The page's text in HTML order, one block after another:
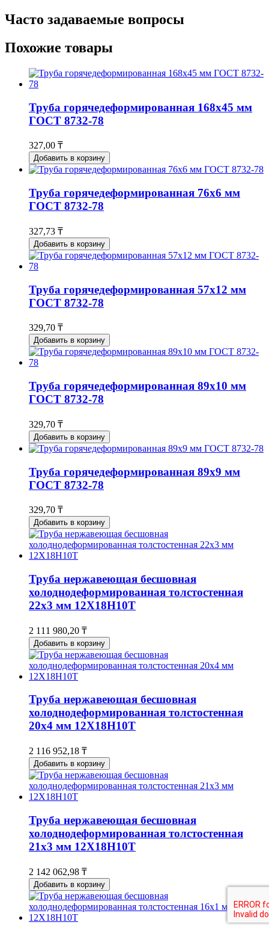
Часто задаваемые вопросы
Похожие товары
Труба горячедеформированная 168х45 мм
ГОСТ 8732-78
327,00 ₸
Добавить в корзину
Труба горячедеформированная 76х6 мм
ГОСТ 8732-78
327,73 ₸
Добавить в корзину
Труба горячедеформированная 57х12 мм
ГОСТ 8732-78
329,70 ₸
Добавить в корзину
Труба горячедеформированная 89х10 мм
ГОСТ 8732-78
329,70 ₸
Добавить в корзину
Труба горячедеформированная 89х9 мм
ГОСТ 8732-78
329,70 ₸
Добавить в корзину
Труба нержавеющая бесшовная
холоднодеформированная толстостенная
22х3 мм 12Х18Н10Т
2 111 980,20 ₸
Добавить в корзину
Труба нержавеющая бесшовная
холоднодеформированная толстостенная
20х4 мм 12Х18Н10Т
2 116 952,18 ₸
Добавить в корзину
Труба нержавеющая бесшовная
холоднодеформированная толстостенная
21х3 мм 12Х18Н10Т
2 142 062,98 ₸
Добавить в корзину